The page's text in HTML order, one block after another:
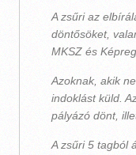
A zsűri az
döntősöket,
MKSZ és
Azoknak, akik
indoklást küld.
pályázó dönt,
A zsűri 5 tagból